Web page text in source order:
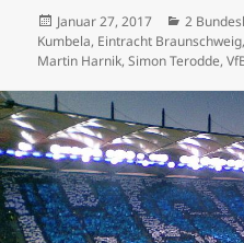
Veröffentlicht
am
Januar 27, 2017 2
Kumbela, Eintracht Braunschweig
Martin Harnik,Simon Terodde,